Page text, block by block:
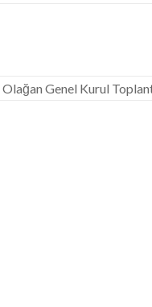
Genel Kurul